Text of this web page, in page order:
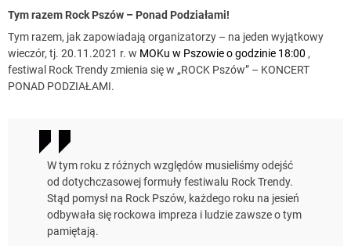
Tym razem Rock Pszów – Ponad Podziałami!
Tym razem, jak zapowiadają organizatorzy – na jeden wyjątkowy
wieczór, tj. 20.11.2021 r. w MOKu w Pszowie o godzinie 18:00 ,
festiwal Rock Trendy zmienia się w „ROCK Pszów” – KONCERT
PONAD PODZIAŁAMI.
W tym roku z różnych względów musieliśmy odejść
od dotychczasowej formuły festiwalu Rock Trendy.
Stąd pomysł na Rock Pszów, każdego roku na jesień
odbywała się rockowa impreza i ludzie zawsze o tym
pamiętają.